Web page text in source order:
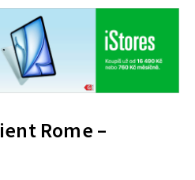
Rome –